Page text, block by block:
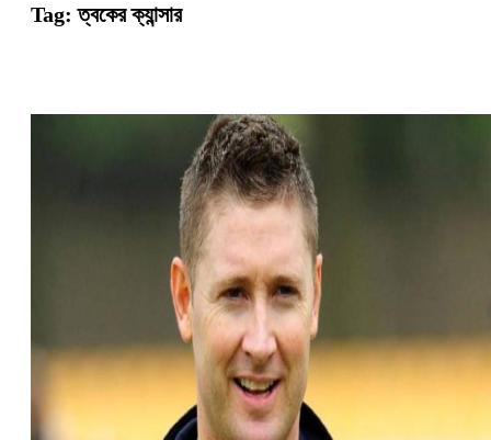
Tag:ত্বকের ক্যান্সার